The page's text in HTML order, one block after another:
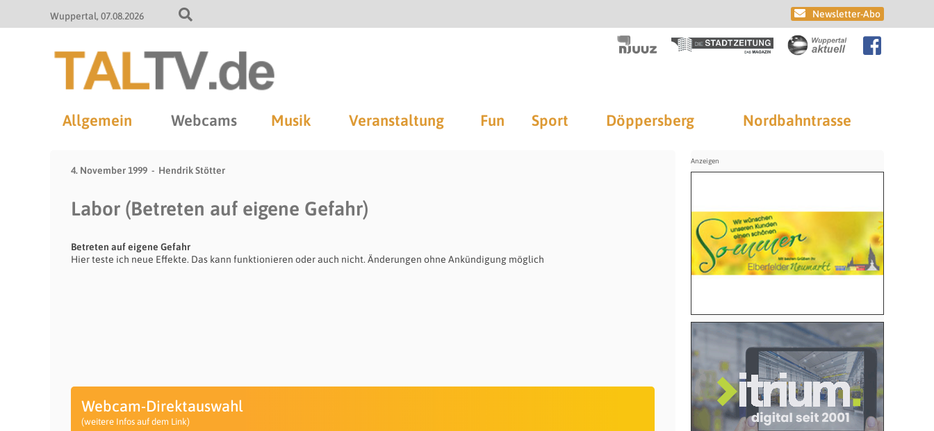
Wuppertal 07.08.2026 Newsletter-Abo
Allgemein Webcams Musik Veranstaltung Fun Sport Döppersberg Nordbahntrasse
4. November 1999 Hendrik Stötter
Labor (Betreten auf eigene Gefahr)
Betreten auf eigene Gefahr
Hier teste ich neue Effekte. Das kann funktionieren oder auch nicht. Änderungen ohne Ankündigung möglich
Webcam-Direktauswahl
(weitere Infos auf dem Link)